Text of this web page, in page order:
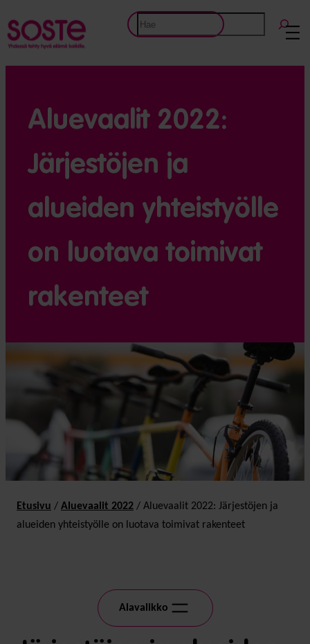
Siirry
sisältöön
Etsi
Aluevaalit 2022:
Järjestöjen ja
alueiden yhteistyölle
on luotava toimivat
rakenteet
Etusivu / Alue­vaalit 2022 / Aluevaalit 2022: Järjestöjen ja
alueiden yhteistyölle on luotava toimivat rakenteet
Alavalikko